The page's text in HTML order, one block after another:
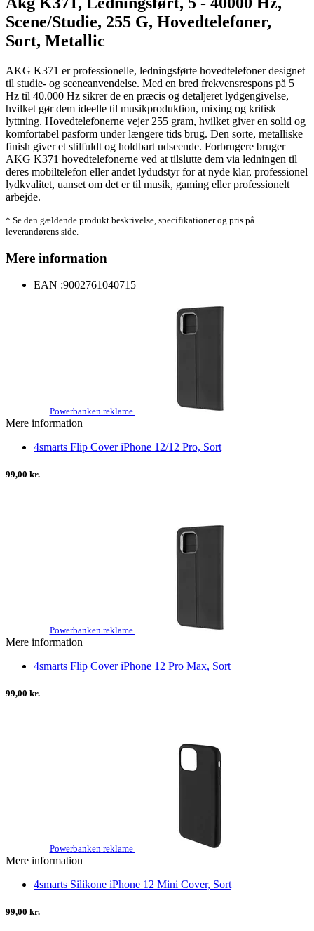
Scene/Studie, 255 G, Hovedtelefoner,
Sort, Metallic
AKG K371 er professionelle, ledningsførte hovedtelefoner designet
til studie- og sceneanvendelse. Med en bred frekvensrespons på 5
Hz til 40.000 Hz sikrer de en præcis og detaljeret lydgengivelse,
hvilket gør dem ideelle til musikproduktion, mixing og kritisk
lyttning. Hovedtelefonerne vejer 255 gram, hvilket giver en solid og
komfortabel pasform under længere tids brug. Den sorte, metalliske
finish giver et stilfuldt og holdbart udseende. Forbrugere bruger
AKG K371 hovedtelefonerne ved at tilslutte dem via ledningen til
deres mobiltelefon eller andet lydudstyr for at nyde klar, professionel
lydkvalitet, uanset om det er til musik, gaming eller professionelt
arbejde.
* Se den gældende produkt beskrivelse, specifikationer og pris på
leverandørens side.
Mere information
EAN :9002761040715
Powerbanken reklame
Mere information
4smarts Flip Cover iPhone 12/12 Pro, Sort
99,00 kr.
Powerbanken reklame
Mere information
4smarts Flip Cover iPhone 12 Pro Max, Sort
99,00 kr.
Powerbanken reklame
Mere information
4smarts Silikone iPhone 12 Mini Cover, Sort
99,00 kr.